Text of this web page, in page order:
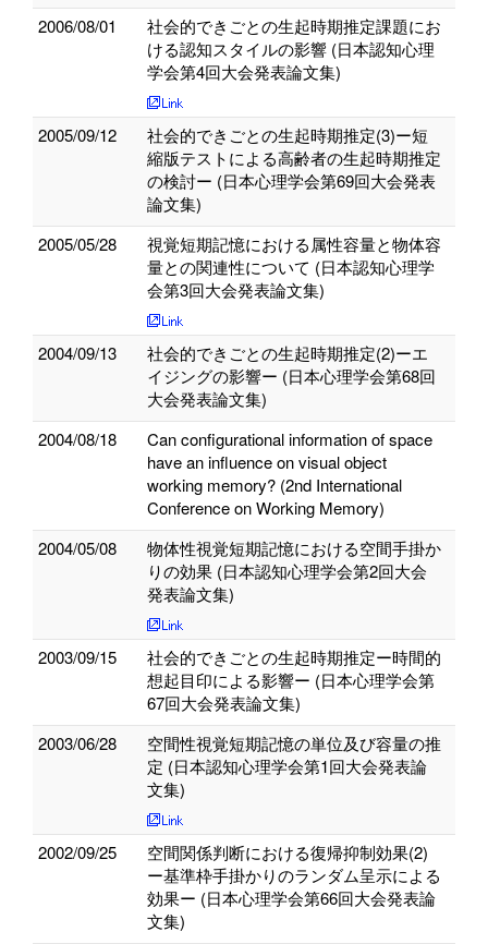
2006/08/01
社会的できごとの生起時期推定課題にお
ける認知スタイルの影響 (日本認知心理
学会第4回大会発表論文集)
2005/09/12
社会的できごとの生起時期推定(3)ー短
縮版テストによる高齢者の生起時期推定
の検討ー (日本心理学会第69回大会発表
論文集)
2005/05/28
視覚短期記憶における属性容量と物体容
量との関連性について (日本認知心理学
会第3回大会発表論文集)
2004/09/13
社会的できごとの生起時期推定(2)ーエ
イジングの影響ー (日本心理学会第68回
大会発表論文集)
2004/08/18
Can configurational information of space
have an influence on visual object
working memory? (2nd International
Conference on Working Memory)
2004/05/08
物体性視覚短期記憶における空間手掛か
りの効果 (日本認知心理学会第2回大会
発表論文集)
2003/09/15
社会的できごとの生起時期推定ー時間的
想起目印による影響ー (日本心理学会第
67回大会発表論文集)
2003/06/28
空間性視覚短期記憶の単位及び容量の推
定 (日本認知心理学会第1回大会発表論
文集)
2002/09/25
空間関係判断における復帰抑制効果(2)
ー基準枠手掛かりのランダム呈示による
効果ー (日本心理学会第66回大会発表論
文集)